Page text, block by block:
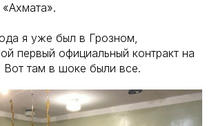
я уже был в Грозном,
первый официальный контракт на
Вот там в шоке были все.